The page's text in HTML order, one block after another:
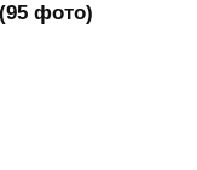
фото)